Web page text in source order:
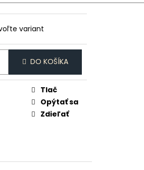
variant
DO KOŠÍKA
Tlač
Opýtať sa
Zdieľať